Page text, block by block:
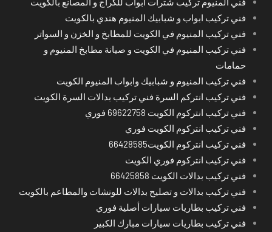
فني تركيب ابواب و شبابيك المنيوم هندي بالكويت
فني تركيب المنيوم في الكويت للمطابخ و الخزن و السواتر
فني تركيب المنيوم في الكويت و صيانة مطابخ المنيوم و
حمامات
فني تركيب المنيوم و شبابيك وابواب المنيوم الكويت
فني تركيب انتركم السرة فني تركيب بدالات السرة الكويت
فني تركيب انتركوم الكويت 69622758 فوري
فني تركيب انتركوم الكويت فوري
فني تركيب انتركوم الكويت66428585
فني تركيب انتركوم فوري الكويت
فني تركيب بدالات الكويت 66425858
فني تركيب بدالات و تصليح بدالات للونشات والمطاعم بالكويت
فني تركيب بطاريات سيارات أصلية فوري
فني تركيب بطاريات سيارات مبارك الكبير